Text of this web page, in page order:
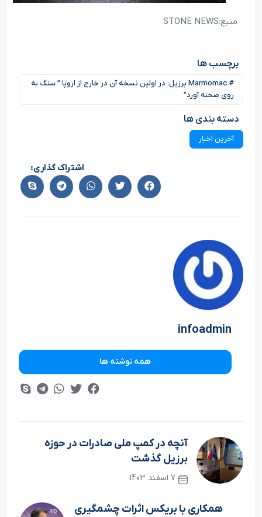
منبع:STONE NEWS
برچسب ها
# Marmomac برزیل: در اولین نسخه آن در خارج از اروپا ” سنگ به
روی صحنه آورد”
دسته بندی ها
آخرین اخبار
اشتراک گذاری:
infoadmin
همه نوشته ها
آنچه در کمپ ملی صادرات در حوزه
برزیل گذشت
7 اسفند 1403
همکاری با بریکس اثرات چشمگیری